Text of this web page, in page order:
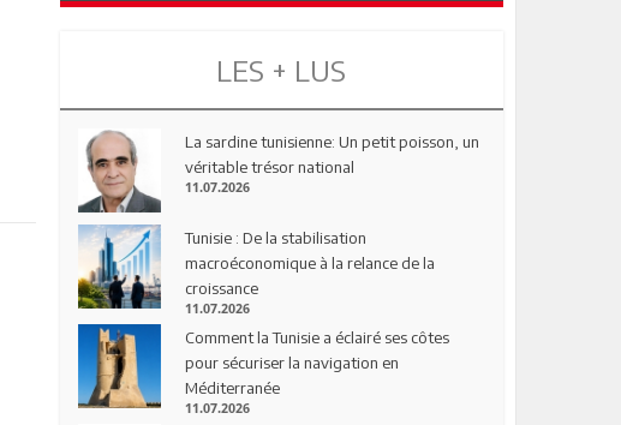
LES + LUS
La sardine tunisienne: Un petit poisson, un
véritable trésor national
11.07.2026
Tunisie : De la stabilisation
macroéconomique à la relance de la
croissance
11.07.2026
Comment la Tunisie a éclairé ses côtes
pour sécuriser la navigation en
Méditerranée
11.07.2026